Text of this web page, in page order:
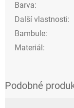
Barva:
Další vlastnosti:
Bambule:
Materiál: